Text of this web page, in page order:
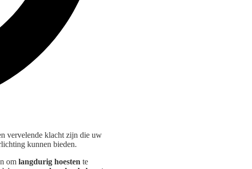
vervelende klacht zijn die uw
kunnen bieden.
om langdurig hoesten te